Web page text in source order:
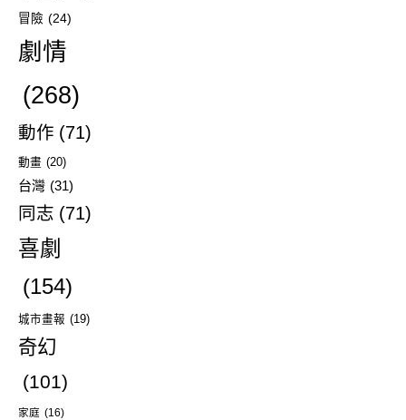
冒險 (24)
劇情
(268)
動作 (71)
動畫 (20)
台灣 (31)
同志 (71)
喜劇
(154)
城市畫報 (19)
奇幻
(101)
家庭 (16)